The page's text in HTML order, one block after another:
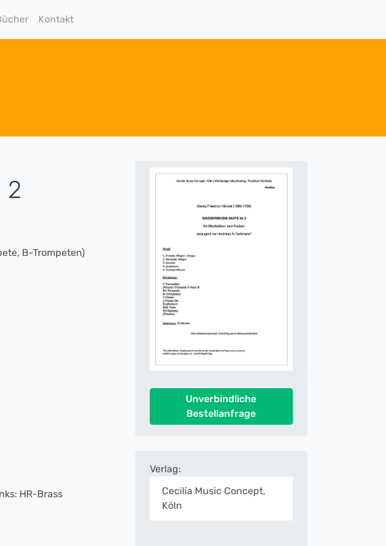
Kontakt
2
B-Trompeten)
HR-Brass
Unverbindliche
Bestellanfrage
Verlag:
Cecilia Music Concept,
Köln